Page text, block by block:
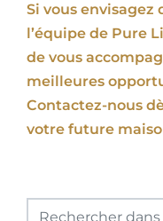
Si vous envisagez
l’équipe de Pure
de vous
meilleures
Contactez-nous
votre future